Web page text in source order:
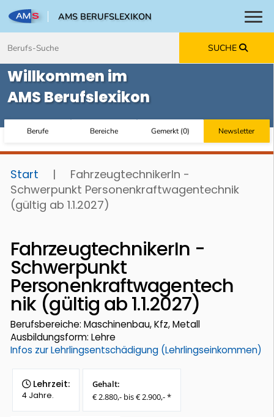
AMS BERUFSLEXIKON
SUCHE
Willkommen im
AMS Berufslexikon
Berufe Bereiche Gemerkt(0) Newsletter
Start |
FahrzeugtechnikerIn -
Schwerpunkt Personenkraftwagentechnik
(gültig ab 1.1.2027)
FahrzeugtechnikerIn -
Schwerpunkt
Personenkraftwagentech
nik (gültig ab 1.1.2027)
Berufsbereiche: Maschinenbau, Kfz, Metall
Ausbildungsform: Lehre
Infos zur Lehrlingsentschädigung (Lehrlingseinkommen)
Lehrzeit:
4 Jahre.
Gehalt:
€ 2.880,- bis € 2.900,- *